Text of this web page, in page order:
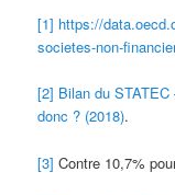
[1] https://
societes-non-
[2] Bilan du
donc ? (2018).
[3] Contre 10,7%